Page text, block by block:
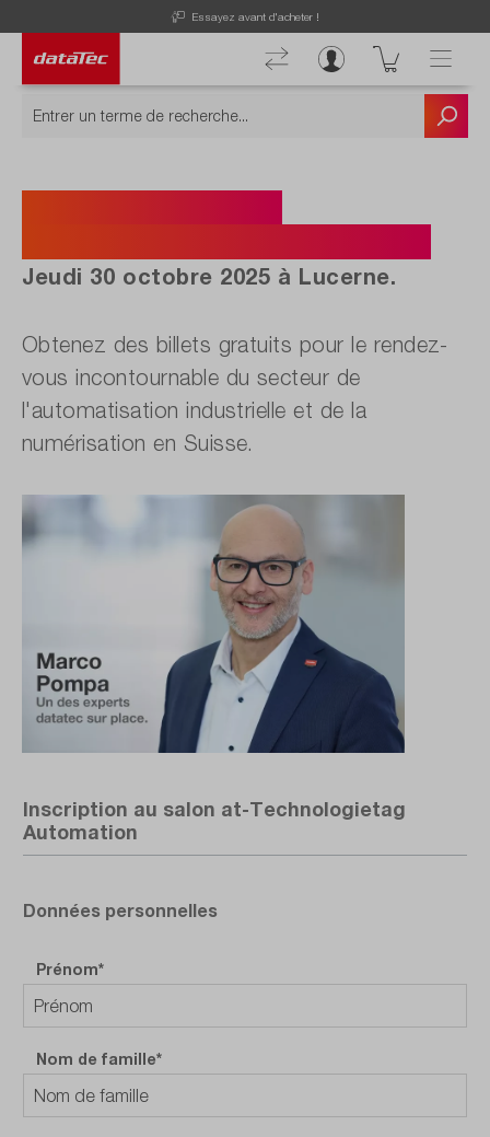
Essayez avant d'acheter !
Jeudi 30 octobre 2025 à Lucerne.
Obtenez des billets gratuits pour le rendez-
vous incontournable du secteur de
l'automatisation industrielle et de la
numérisation en Suisse.
Inscription au salon at-Technologietag
Automation
Données personnelles
Prénom*
Nom de famille*